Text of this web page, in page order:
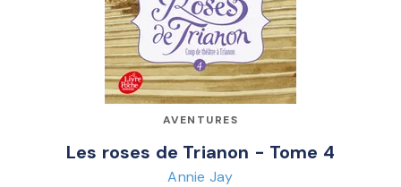
AVENTURES
Les roses de Trianon - Tome 4
Annie Jay